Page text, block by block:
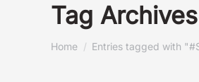
Tag
You are here:
Home Entries tagged with